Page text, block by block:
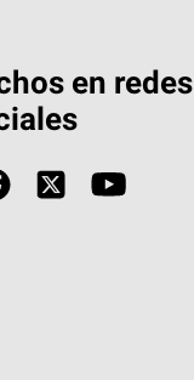
en redes